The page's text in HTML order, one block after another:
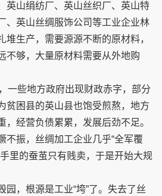
英山绢纺厂、英山丝织厂、英山特
、英山丝绸服饰公司等工业企业林
堆生产，需要源源不断的原材料，
不够，大量原材料需要从外地购
一些地方政府出现财政赤字，部分
贫困县的英山县也饱受煎熬，地方
，经营负债累累，发展后劲不足。
不振，丝绸加工企业几乎“全军覆
里的蚕茧只有贱卖，于是开始大规
园，根源是工业“垮”了。失去了丝